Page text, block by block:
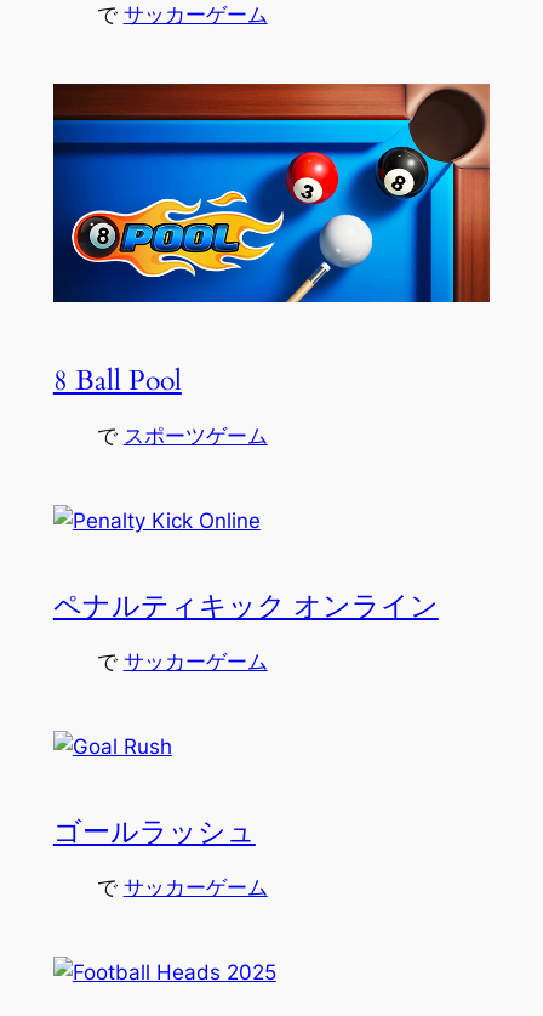
で サッカーゲーム
8 Ball Pool
で スポーツゲーム
ペナルティキック オンライン
で サッカーゲーム
ゴールラッシュ
で サッカーゲーム